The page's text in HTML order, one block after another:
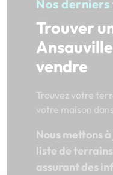
Nos
Trouver
vendre
Trouvez votre
votre maison
Nous mettons
liste de
assurant des